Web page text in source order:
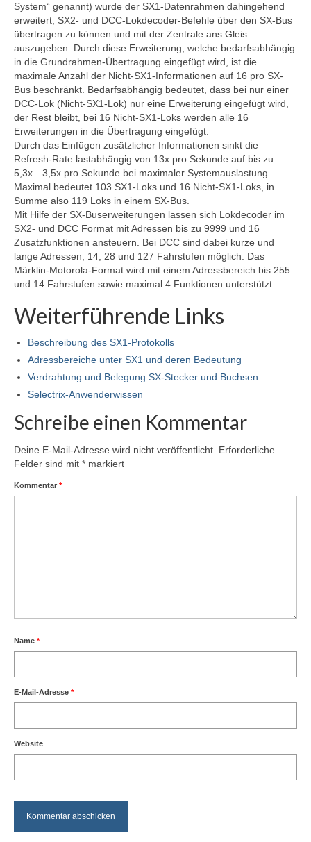
Servodecoder V3
SX-Bus-Verstärker aktiv V03
SX-Verteiler DIN V1
SX-Verteiler DIN-RJ45 V2
Tasten-Eingabe-Modul V1
Archiv
Funktionsdecoder V1
Gleisbelegtmelder V2
Relaiserweiterung V2
Modellbahn
Testanlage Spur N
Testanlage Elektronik und Elektrik
Fahrzeuge auf- und umarbeiten
Roco BR 132 / BR 232 mit Plux22
Austauschplatine, ESU Loksound 5 und Zimo
Piko BB9210 – BR118 – BR65
Piko VT4.12 / BR173 in Epoche V/VI-DB-
Gästebuch
System“ genannt) wurde der SX1-Datenrahmen dahingehend
erweitert, SX2- und DCC-Lokdecoder-Befehle über den SX-Bus
übertragen zu können und mit der Zentrale ans Gleis
auszugeben. Durch diese Erweiterung, welche bedarfsabhängig
in die Grundrahmen-Übertragung eingefügt wird, ist die
maximale Anzahl der Nicht-SX1-Informationen auf 16 pro SX-
Bus beschränkt. Bedarfsabhängig bedeutet, dass bei nur einer
DCC-Lok (Nicht-SX1-Lok) nur eine Erweiterung eingefügt wird,
der Rest bleibt, bei 16 Nicht-SX1-Loks werden alle 16
Erweiterungen in die Übertragung eingefügt.
Durch das Einfügen zusätzlicher Informationen sinkt die
Refresh-Rate lastabhängig von 13x pro Sekunde auf bis zu
5,3x…3,5x pro Sekunde bei maximaler Systemauslastung.
Maximal bedeutet 103 SX1-Loks und 16 Nicht-SX1-Loks, in
Summe also 119 Loks in einem SX-Bus.
Mit Hilfe der SX-Buserweiterungen lassen sich Lokdecoder im
SX2- und DCC Format mit Adressen bis zu 9999 und 16
Zusatzfunktionen ansteuern. Bei DCC sind dabei kurze und
lange Adressen, 14, 28 und 127 Fahrstufen möglich. Das
Märklin-Motorola-Format wird mit einem Adressbereich bis 255
und 14 Fahrstufen sowie maximal 4 Funktionen unterstützt.
Weiterführende Links
Beschreibung des SX1-Protokolls
Adressbereiche unter SX1 und deren Bedeutung
Verdrahtung und Belegung SX-Stecker und Buchsen
Selectrix-Anwenderwissen
Schreibe einen Kommentar
Deine E-Mail-Adresse wird nicht veröffentlicht. Erforderliche
Felder sind mit * markiert
Kommentar *
Name *
E-Mail-Adresse *
Website